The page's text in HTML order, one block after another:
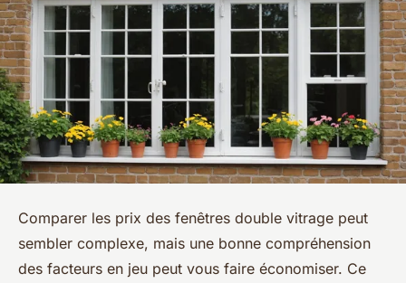
Comparer les prix des fenêtres double vitrage peut
sembler complexe, mais une bonne compréhension
des facteurs en jeu peut vous faire économiser. Ce